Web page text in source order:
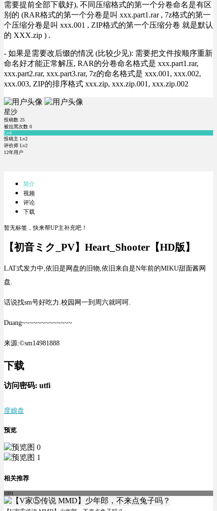
需要提前全部下载好), 不同压缩格式的第一个分卷命名是有区
别的 (RAR格式的第一个分卷是叫 xxx.part1.rar , 7z格式的第一
个压缩分卷是叫 xxx.001 , ZIP格式的第一个压缩分卷 就是默认
的 XXX.zip ) .
- 如果是需要改后缀的情况 (比较少见): 需要把文件按顺序重新
命名好才能正常解压, RAR的分卷命名格式是 xxx.part1.rar,
xxx.part2.rar, xxx.part3.rar, 7z的命名格式是 xxx.001, xxx.002,
xxx.003, ZIP的排序格式 xxx.zip, xxx.zip.001, xxx.zip.002
星沙
投稿数 25
被拉黑次数 0
Lv4
投稿主 Lv2
评价师 Lv2
12年用户
简介
视频
评论
下载
暂无标签，快来帮UP主补充吧！
【初音ミク_PV】Heart_Shooter【HD版】
LAT式发力中,依旧是网盘的旧物,依旧来自是N年前的MIKU甜面酱网
盘.
话说找sm号好吃力.校园网一到周六就呵呵.
Duang~~~~~~~~~~~~~
来源:©sm14981888
下载
访问密码: utfi
度娘盘
预览
相关推荐
1091